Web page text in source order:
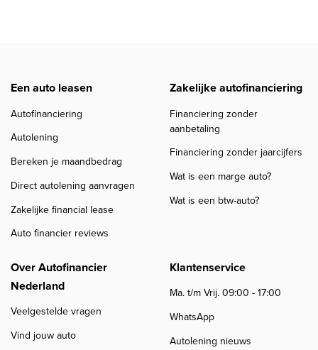
Een auto leasen
Autofinanciering
Autolening
Bereken je maandbedrag
Direct autolening aanvragen
Zakelijke financial lease
Auto financier reviews
Zakelijke autofinanciering
Financiering zonder
aanbetaling
Financiering zonder jaarcijfers
Wat is een marge auto?
Wat is een btw-auto?
Over Autofinancier
Nederland
Veelgestelde vragen
Vind jouw auto
Klantenservice
Ma. t/m Vrij. 09:00 - 17:00
WhatsApp
Autolening nieuws